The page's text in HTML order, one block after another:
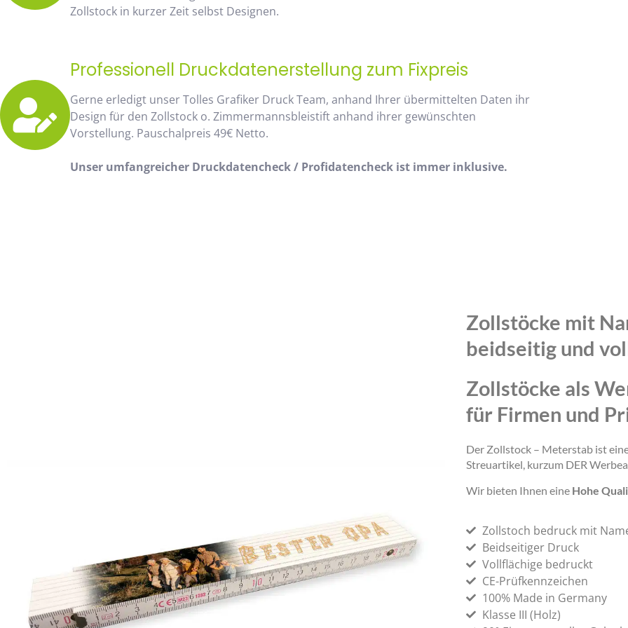
Zollstock in kurzer Zeit selbst Designen.
Professionell Druckdatenerstellung zum Fixpreis
Gerne erledigt unser Tolles Grafiker Druck Team, anhand Ihrer übermittelten Daten ihr
Design für den Zollstock o. Zimmermannsbleistift anhand ihrer gewünschten
Vorstellung. Pauschalpreis 49€ Netto.
Unser umfangreicher Druckdatencheck / Profidatencheck ist immer inklusive.
Zollstöcke mit
beidseitig und
Zollstöcke als
für Firmen und
Der Zollstock – Meterstab ist
Streuartikel, kurzum DER
Wir bieten Ihnen eine Hohe
Zollstoch bedruck mit
Beidseitiger Druck
Vollflächige bedruckt
CE-Prüfkennzeichen
100% Made in Germany
Klasse III (Holz)